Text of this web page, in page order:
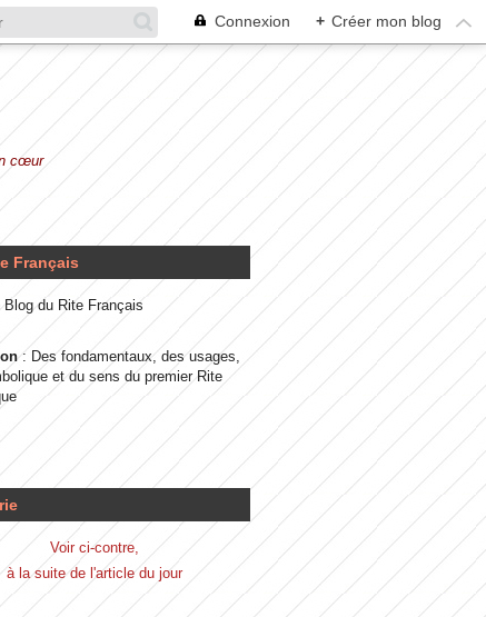
Connexion + Créer mon blog
cœur
Français
Blog du Rite Français
: Des fondamentaux, des usages,
et du sens du premier Rite
Voir ci-contre,
à la suite de l'article du jour